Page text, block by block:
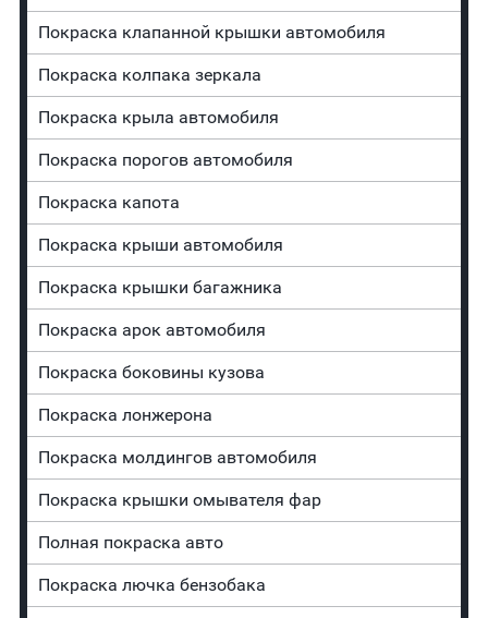
Покраска клапанной крышки автомобиля
Покраска колпака зеркала
Покраска крыла автомобиля
Покраска порогов автомобиля
Покраска капота
Покраска крыши автомобиля
Покраска крышки багажника
Покраска арок автомобиля
Покраска боковины кузова
Покраска лонжерона
Покраска молдингов автомобиля
Покраска крышки омывателя фар
Полная покраска авто
Покраска лючка бензобака